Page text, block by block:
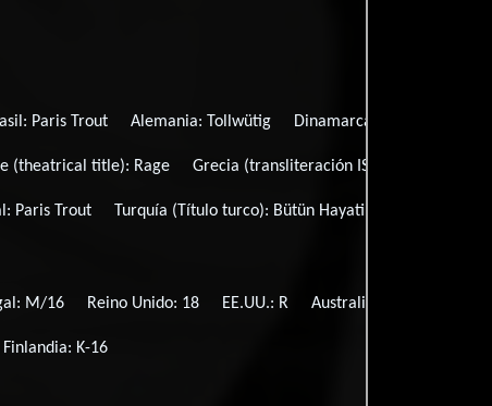
Paris Trout Alemania: Tollwütig Dinamarca:
(theatrical title): Rage Grecia (transliteración ISO-LATIN-1):
Paris Trout Turquía (Título turco): Bütün Hayati Suçtu
M/16 Reino Unido: 18 EE.UU.: R Australia: M
Finlandia: K-16